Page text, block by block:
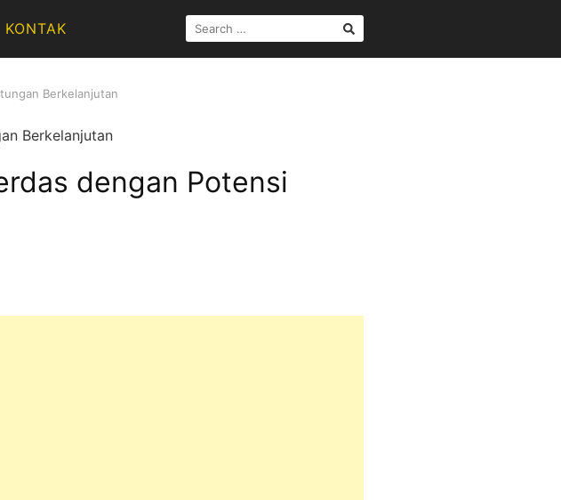
KONTAK
SEARCH
FOR:
Berkelanjutan
dengan Potensi